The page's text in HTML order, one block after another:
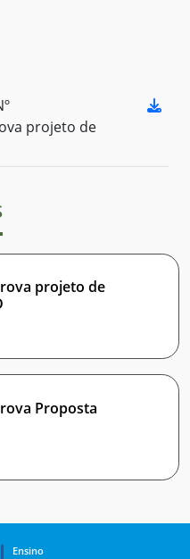
projeto de
projeto de
Proposta
Ensino